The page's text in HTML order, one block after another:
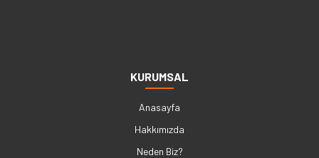
KURUMSAL
Anasayfa
Hakkımızda
Neden Biz?